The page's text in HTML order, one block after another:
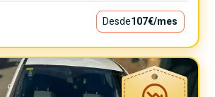
Desde107€/mes